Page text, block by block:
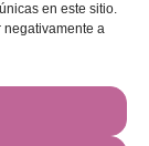
en este sitio.
negativamente a